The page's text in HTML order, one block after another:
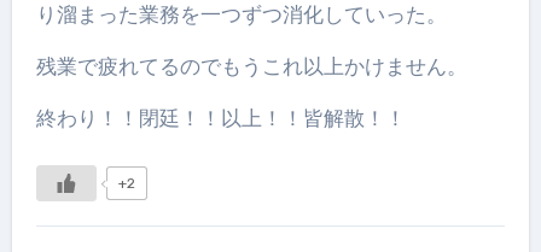
り溜まった業務を一つずつ消化していった。
残業で疲れてるのでもうこれ以上かけません。
終わり！！閉廷！！以上！！皆解散！！
+2